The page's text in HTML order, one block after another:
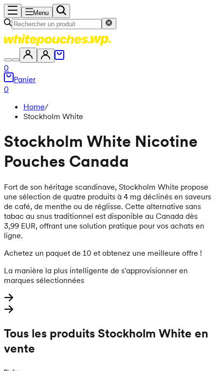
Menu
0
Panier
0
Home/
Stockholm White
Stockholm White Nicotine
Pouches Canada
Fort de son héritage scandinave, Stockholm White propose
une sélection de quatre produits à 4 mg déclinés en saveurs
de café, de menthe ou de réglisse. Cette alternative sans
tabac au snus traditionnel est disponible au Canada dès
3,99 EUR, offrant une solution pratique pour vos achats en
ligne.
Achetez un paquet de 10 et obtenez une meilleure offre !
La manière la plus intelligente de s'approvisionner en
marques sélectionnées
Tous les produits Stockholm White en
vente